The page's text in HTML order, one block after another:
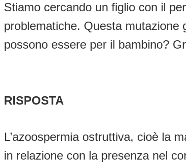
Stiamo cercando un figlio con il
problematiche. Questa mutazione
possono essere per il bambino?
RISPOSTA
L’azoospermia ostruttiva, cioè la
in relazione con la presenza nel